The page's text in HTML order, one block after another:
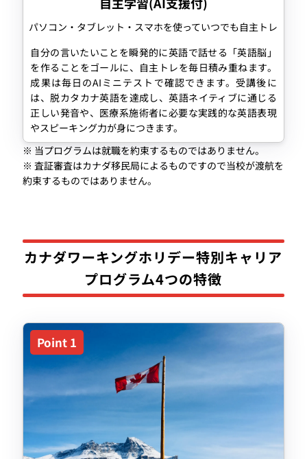
パソコン・タブレット・スマホを使っていつでも自主トレ
自分の言いたいことを瞬発的に英語で話せる「英語脳」
を作ることをゴールに、自主トレを毎日積み重ねます。
成果は毎日のAIミニテストで確認できます。受講後に
は、脱カタカナ英語を達成し、英語ネイティブに通じる
正しい発音や、医療系施術者に必要な実践的な英語表現
やスピーキング力が身につきます。
※ 当プログラムは就職を約束するものではありません。
※ 査証審査はカナダ移民局によるものですので当校が渡航を
約束するものではありません。
カナダワーキングホリデー特別キャリア
プログラム4つの特徴